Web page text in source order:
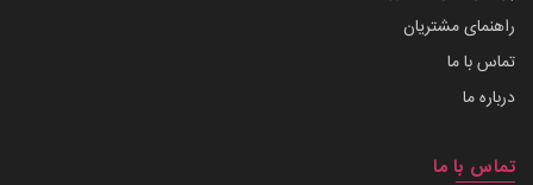
راهنمای مشتریان
تماس با ما
درباره ما
تماس با ما